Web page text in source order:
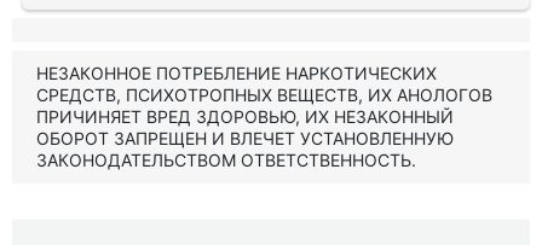
НЕЗАКОННОЕ ПОТРЕБЛЕНИЕ НАРКОТИЧЕСКИХ
СРЕДСТВ, ПСИХОТРОПНЫХ ВЕЩЕСТВ, ИХ АНОЛОГОВ
ПРИЧИНЯЕТ ВРЕД ЗДОРОВЬЮ, ИХ НЕЗАКОННЫЙ
ОБОРОТ ЗАПРЕЩЕН И ВЛЕЧЕТ УСТАНОВЛЕННУЮ
ЗАКОНОДАТЕЛЬСТВОМ ОТВЕТСТВЕННОСТЬ.